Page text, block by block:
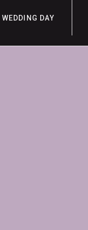
WEDDING DAY